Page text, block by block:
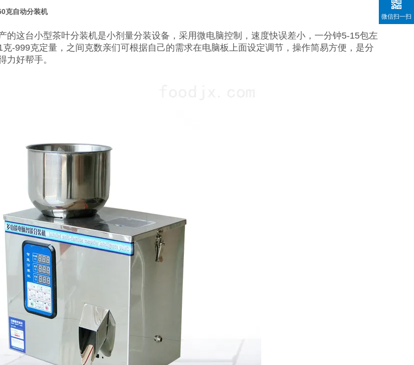
克自动分装机
的这台小型茶叶分装机是小剂量分装设备，采用微电脑控制，速度快误差小，一分钟5-15包左
-999克定量，之间克数亲们可根据自己的需求在电脑板上面设定调节，操作简易方便，是分
力好帮手。
微信扫一扫